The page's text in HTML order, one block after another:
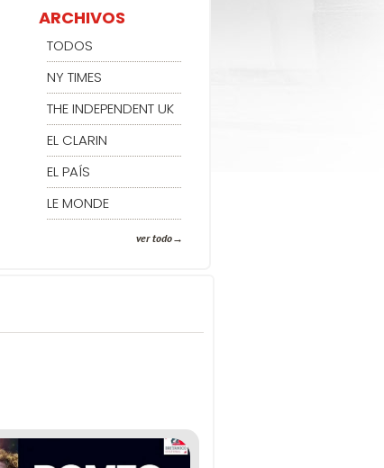
ARCHIVOS
TODOS
NY TIMES
THE INDEPENDENT UK
EL CLARIN
EL PAÍS
LE MONDE
ver todo